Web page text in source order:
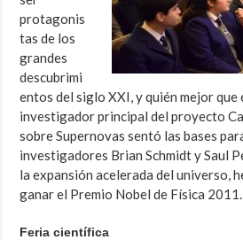
protagonis
tas de los
grandes
descubrimi
entos del siglo XXI, y quién mejor que
investigador principal del proyecto
sobre Supernovas sentó las bases
investigadores Brian Schmidt y Saul
la expansión acelerada del universo,
ganar el Premio Nobel de Física 2011.
Feria científica